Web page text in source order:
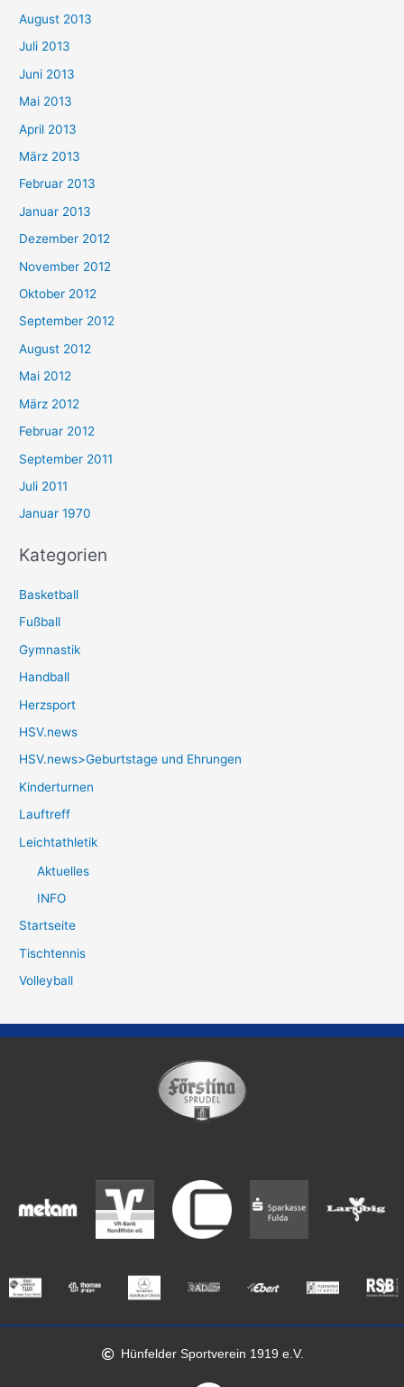
August 2013
Juli 2013
Juni 2013
Mai 2013
April 2013
März 2013
Februar 2013
Januar 2013
Dezember 2012
November 2012
Oktober 2012
September 2012
August 2012
Mai 2012
März 2012
Februar 2012
September 2011
Juli 2011
Januar 1970
Kategorien
Basketball
Fußball
Gymnastik
Handball
Herzsport
HSV.news
HSV.news>Geburtstage und Ehrungen
Kinderturnen
Lauftreff
Leichtathletik
Aktuelles
INFO
Startseite
Tischtennis
Volleyball
Hünfelder Sportverein 1919 e.V.